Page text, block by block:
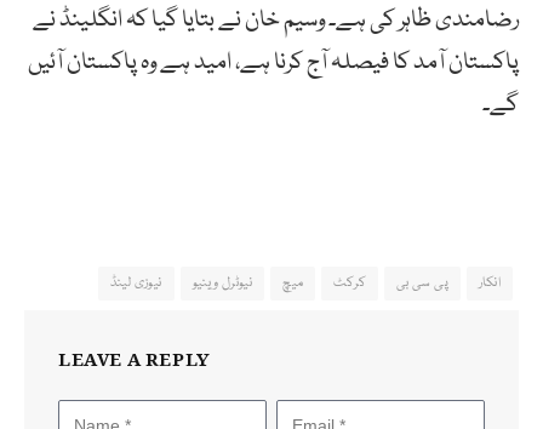
رضامندی ظاہر کی ہے۔ وسیم خان نے بتایا گیا کہ انگلینڈ نے
پاکستان آمد کا فیصلہ آج کرنا ہے، امید ہے وہ پاکستان آئیں
گے۔
انکار پی سی بی کرکٹ میچ نیوٹرل وینیو نیوزی لینڈ
LEAVE A REPLY